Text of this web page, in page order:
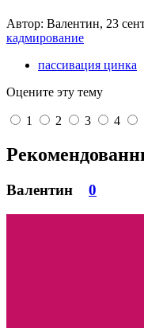
Автор: Валентин, 23
кадмирование
пассивация цинка
Оцените эту тему
1 2 3 4
Валентин 0